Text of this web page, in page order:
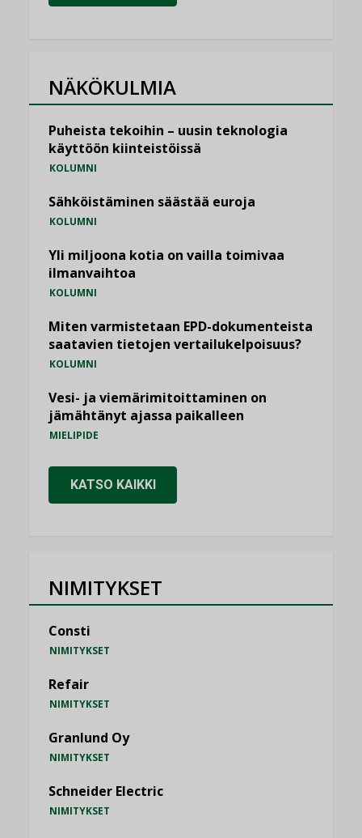
NÄKÖKULMIA
Puheista tekoihin – uusin teknologia
käyttöön kiinteistöissä
KOLUMNI
Sähköistäminen säästää euroja
KOLUMNI
Yli miljoona kotia on vailla toimivaa
ilmanvaihtoa
KOLUMNI
Miten varmistetaan EPD-dokumenteista
saatavien tietojen vertailukelpoisuus?
KOLUMNI
Vesi- ja viemärimitoittaminen on
jämähtänyt ajassa paikalleen
MIELIPIDE
KATSO KAIKKI
NIMITYKSET
Consti
NIMITYKSET
Refair
NIMITYKSET
Granlund Oy
NIMITYKSET
Schneider Electric
NIMITYKSET